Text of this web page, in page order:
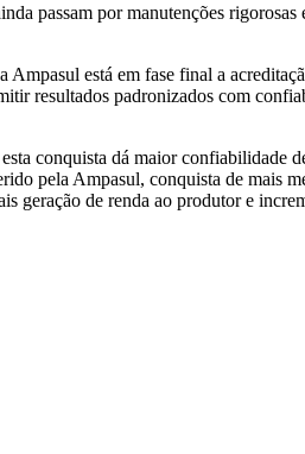
passam por manutenções
está em fase final a
resultados padronizados com
conquista dá maior confiabilidade
pela Ampasul, conquista de mais
geração de renda ao produtor e